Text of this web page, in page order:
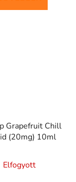
Grapefruit Chill
(20mg) 10ml
Elfogyott